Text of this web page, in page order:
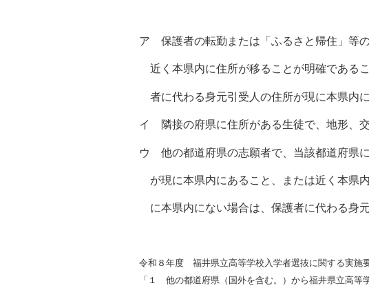
ア 保護者の転勤または「ふるさと帰住」等
近く本県内に住所が移ることが明確である
者に代わる身元引受人の住所が現に本県内に
イ 隣接の府県に住所がある生徒で、地形、
ウ 他の都道府県の志願者で、当該都道府県
が現に本県内にあること、または近く本県
に本県内にない場合は、保護者に代わる身
令和８年度 福井県立高等学校入学者選抜に関する実施
「１ 他の都道府県（国外を含む。）から福井県立高等